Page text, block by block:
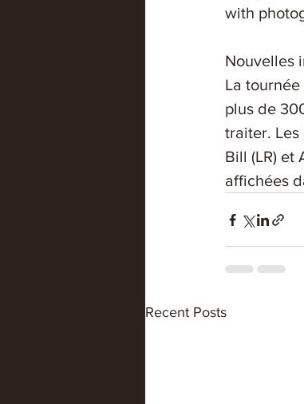
with
Nouvelles
La
plus de
traiter. Les
Bill (LR) et
affichées
Recent Posts